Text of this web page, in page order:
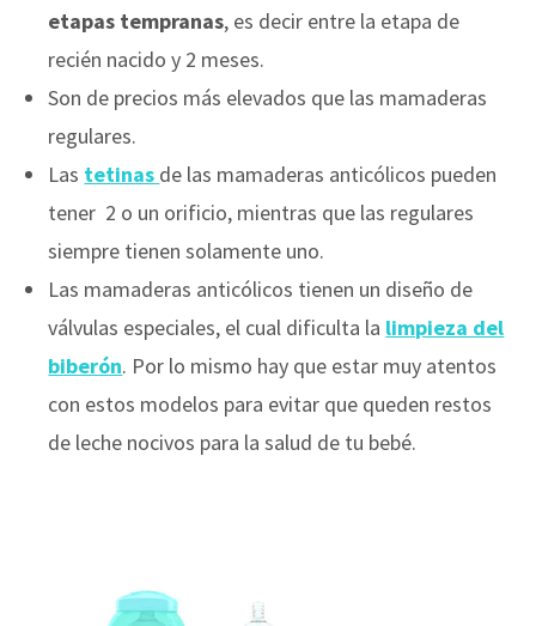
etapas tempranas, es decir entre la etapa de
recién nacido y 2 meses.
Son de precios más elevados que las mamaderas
regulares.
Las tetinas de las mamaderas anticólicos pueden
tener 2 o un orificio, mientras que las regulares
siempre tienen solamente uno.
Las mamaderas anticólicos tienen un diseño de
válvulas especiales, el cual dificulta la limpieza del
biberón. Por lo mismo hay que estar muy atentos
con estos modelos para evitar que queden restos
de leche nocivos para la salud de tu bebé.